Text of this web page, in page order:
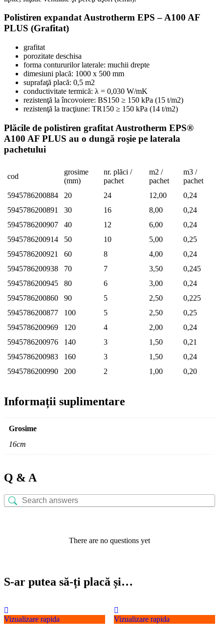
Polistiren expandat Austrotherm EPS – A100 AF
PLUS (Grafitat)
grafitat
porozitate deschisa
forma contururilor laterale: muchii drepte
dimesiuni placă: 1000 x 500 mm
suprafaţă placă: 0,5 m2
conductivitate termică: λ = 0,030 W/mK
rezistenţă la încovoiere: BS150 ≥ 150 kPa (15 t/m2)
rezistenţă la tracţiune: TR150 ≥ 150 kPa (14 t/m2)
Plăcile de polistiren grafitat Austrotherm EPS®
A100 AF PLUS au o dungă roşie pe laterala
pachetului
cod
grosime
(mm)
nr. plăci /
pachet
m2 /
pachet
m3 /
pachet
5945786200884
20 24 12,00
0,24
5945786200891
30 16 8,00
0,24
5945786200907
40 12 6,00
0,24
5945786200914
50 10 5,00
0,25
5945786200921
60 8 4,00
0,24
5945786200938
70 7 3,50
0,245
5945786200945
80 6 3,00
0,24
5945786200860
90 5 2,50
0,225
5945786200877
100 5 2,50
0,25
5945786200969
120 4 2,00
0,24
5945786200976
140 3 1,50
0,21
5945786200983
160 3 1,50
0,24
5945786200990
200 2 1,00 0,20
Informații suplimentare
Grosime
16cm
Q & A
There are no questions yet
S-ar putea să-ți placă și…
Vizualizare rapida Vizualizare rapida